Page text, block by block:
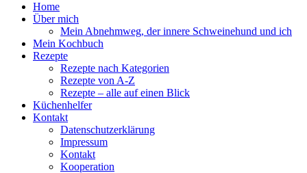
Home
Über mich
Mein Abnehmweg, der innere Schweinehund und ich
Mein Kochbuch
Rezepte
Rezepte nach Kategorien
Rezepte von A-Z
Rezepte – alle auf einen Blick
Küchenhelfer
Kontakt
Datenschutzerklärung
Impressum
Kontakt
Kooperation